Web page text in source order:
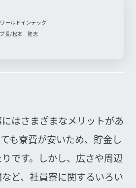
ールドインテック
プ長/松本 隆志
はさまざまなメリットがあ
も寮費が安いため、貯金し
です。しかし、広さや周辺
ど、社員寮に関するいろい